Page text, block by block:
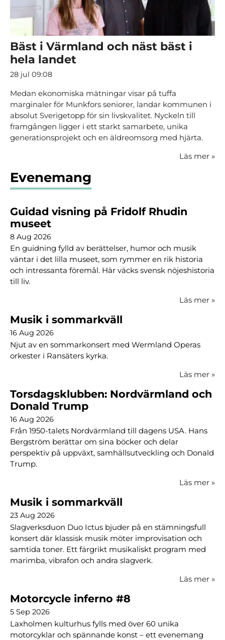
Bäst i Värmland och näst bäst i
hela landet
28 jul 09:08
Medan ekonomiska mätningar visar på tuffa
marginaler för Munkfors seniorer, landar kommunen i
absolut Sverigetopp för sin livskvalitet. Nyckeln till
framgången ligger i ett starkt samarbete, unika
generationsprojekt och en äldreomsorg med hjärta.
Läs mer »
Evenemang
Guidad visning på Fridolf Rhudin
museet
8 Aug 2026
En guidning fylld av berättelser, humor och musik
väntar i det lilla museet, som rymmer en rik historia
och intressanta föremål. Här väcks svensk nöjeshistoria
till liv.
Läs mer »
Musik i sommarkväll
16 Aug 2026
Njut av en sommarkonsert med Wermland Operas
orkester i Ransäters kyrka.
Läs mer »
Torsdagsklubben: Nordvärmland och
Donald Trump
16 Aug 2026
Från 1950-talets Nordvärmland till dagens USA. Hans
Bergström berättar om sina böcker och delar
perspektiv på uppväxt, samhällsutveckling och Donald
Trump.
Läs mer »
Musik i sommarkväll
23 Aug 2026
Slagverksduon Duo Ictus bjuder på en stämningsfull
konsert där klassisk musik möter improvisation och
samtida toner. Ett färgrikt musikaliskt program med
marimba, vibrafon och andra slagverk.
Läs mer »
Motorcycle inferno #8
5 Sep 2026
Laxholmen kulturhus fylls med över 60 unika
motorcyklar och spännande konst – ett evenemang